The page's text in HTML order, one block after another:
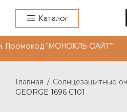
Каталог
Главная / Солнцезащитные
GEORGE 1696 C101